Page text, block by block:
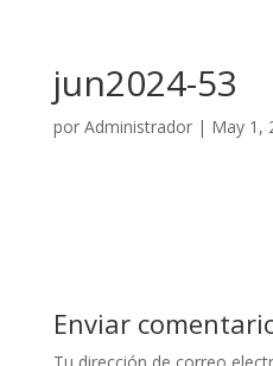
jun2024-53
por Administrador| May 1,
Enviar